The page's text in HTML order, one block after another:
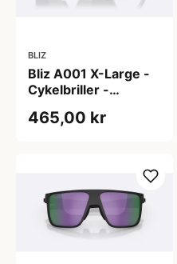
BLIZ
Bliz A001 X-Large -
Cykelbriller -
465,00 kr